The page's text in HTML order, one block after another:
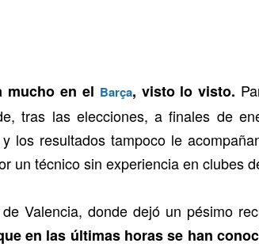
en el Barça, visto lo visto.
tras las elecciones, a finales de
los resultados tampoco le
un técnico sin experiencia en clubes
Valencia, donde dejó un pésimo
en las últimas horas se han